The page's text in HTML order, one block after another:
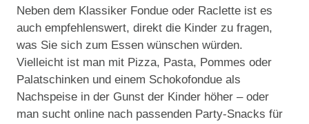
Neben dem Klassiker Fondue oder Raclette ist es
auch empfehlenswert, direkt die Kinder zu fragen,
was Sie sich zum Essen wünschen würden.
Vielleicht ist man mit Pizza, Pasta, Pommes oder
Palatschinken und einem Schokofondue als
Nachspeise in der Gunst der Kinder höher – oder
man sucht online nach passenden Party-Snacks für